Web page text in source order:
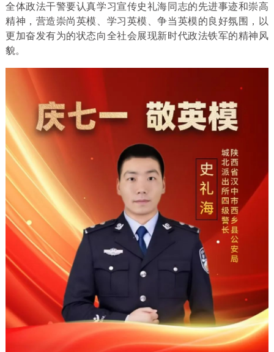
全体政法干警要认真学习宣传史礼海同志的先进事迹和崇高
精神，营造崇尚英模、学习英模、争当英模的良好氛围，以
更加奋发有为的状态向全社会展现新时代政法铁军的精神风
貌。